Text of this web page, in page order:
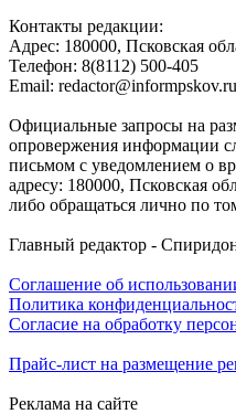
Контакты редакции:
Адреc: 180000, Псковская
Телефон: 8(8112) 500-405
Email: redactor@informpskov.ru
Официальные запросы на
опровержения информации
письмом с уведомлением о
адресу: 180000, Псковская
либо обращаться лично по
Главный редактор -
Соглашение об
Политика
Согласие на обработку
Прайс-лист на размещение
Реклама на сайте